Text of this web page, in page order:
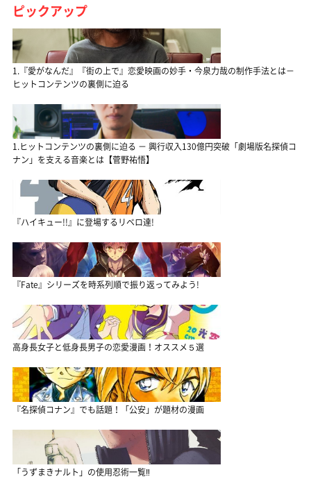
ピックアップ
1.『愛がなんだ』『街の上で』恋愛映画の妙手・今泉力哉の制作手法とは－
ヒットコンテンツの裏側に迫る
1.ヒットコンテンツの裏側に迫る － 興行収入130億円突破「劇場版名探偵コ
ナン」を支える音楽とは【菅野祐悟】
『ハイキュー!!』に登場するリベロ達!
『Fate』シリーズを時系列順で振り返ってみよう!
高身長女子と低身長男子の恋愛漫画！オススメ５選
『名探偵コナン』でも話題！「公安」が題材の漫画
「うずまきナルト」の使用忍術一覧‼